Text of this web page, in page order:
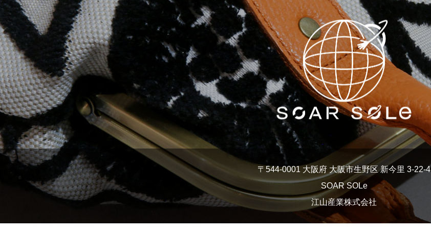
ショルダーバッグ リュック
ビジネスバッグ トートバッグ
タウンバッグ がま口バッグ
がま口バッグ トートバッグ
ビジネスバッグ
ポーチ・財布・小物
がま口バッグ リュック
ポーチ・財布・小物
ポーチ・財布・小物
〒544-0001 大阪府 大阪市生野区 新今里 3-22-4
SOAR SOLe
江山産業株式会社